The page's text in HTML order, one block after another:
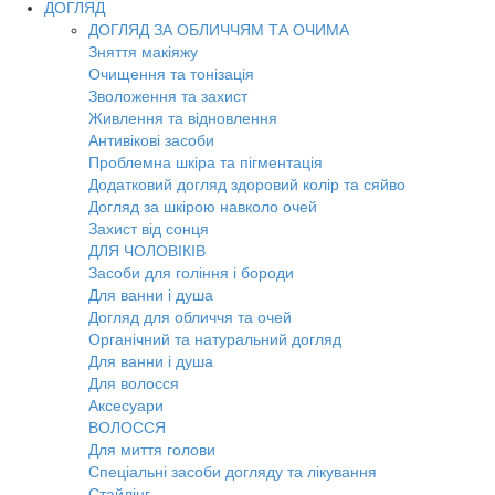
ДОГЛЯД
ДОГЛЯД ЗА ОБЛИЧЧЯМ ТА ОЧИМА
Зняття макіяжу
Очищення та тонізація
Зволоження та захист
Живлення та відновлення
Антивікові засоби
Проблемна шкіра та пігментація
Додатковий догляд здоровий колір та сяйво
Догляд за шкірою навколо очей
Захист від сонця
ДЛЯ ЧОЛОВІКІВ
Засоби для гоління і бороди
Для ванни і душа
Догляд для обличчя та очей
Органічний та натуральний догляд
Для ванни і душа
Для волосся
Аксесуари
ВОЛОССЯ
Для миття голови
Спеціальні засоби догляду та лікування